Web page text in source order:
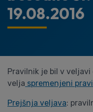
19.08.2016
Pravilnik je bil v veljavi
velja spremenjeni
Prejšnja veljava: